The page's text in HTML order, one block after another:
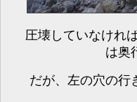
圧壊していなけれ
は奥
だが、左の穴の行